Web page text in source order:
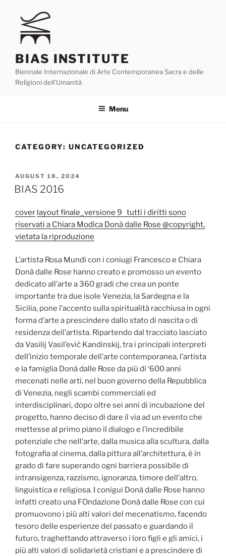
content
BIAS INSTITUTE
Biennale Internazionale di Arte Contemporanea Sacra e delle
Religioni dell'Umanità
Menu
CATEGORY: UNCATEGORIZED
POSTED
ON
AUGUST 18, 2024
BIAS 2016
cover layout finale_versione 9 tutti i diritti sono
riservati a Chiara Modìca Donà dalle Rose @copyright,
vietata la riproduzione
L’artista Rosa Mundi con i coniugi Francesco e Chiara
Donà dalle Rose hanno creato e promosso un evento
dedicato all’arte a 360 gradi che crea un ponte
importante tra due isole Venezia, la Sardegna e la
Sicilia, pone l’accento sulla spiritualità racchiusa in ogni
forma d’arte a prescindere dallo stato di nascita o di
residenza dell’artista. Ripartendo dal tracciato lasciato
da Vasilij Vasil’evič Kandinskij, tra i principali interpreti
dell’inizio temporale dell’arte contemporanea, l’artista
e la famiglia Donà dalle Rose da più di ‘600 anni
mecenati nelle arti, nel buon governo della Repubblica
di Venezia, negli scambi commerciali ed
interdisciplinari, dopo oltre sei anni di incubazione del
progetto, hanno deciso di dare il via ad un evento che
mettesse al primo piano il dialogo e l’incredibile
potenziale che nell’arte, dalla musica alla scultura, dalla
fotografia al cinema, dalla pittura all’architettura, è in
grado di fare superando ogni barriera possibile di
intransigenza, razzismo, ignoranza, timore dell’altro,
linguistica e religiosa. I conigui Donà dalle Rose hanno
infatti creato una FOndazione Donà dalle Rose con cui
promuovono i più alti valori del mecenatismo, facendo
tesoro delle esperienze del passato e guardando il
futuro, traghettando attraverso i loro figli e gli amici, i
più alti valori di solidarietà cristiani e a prescindere di